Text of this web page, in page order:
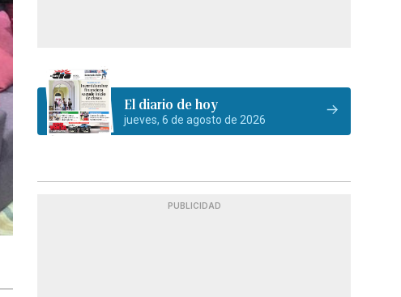
El diario de hoy
jueves, 6 de agosto de 2026
PUBLICIDAD